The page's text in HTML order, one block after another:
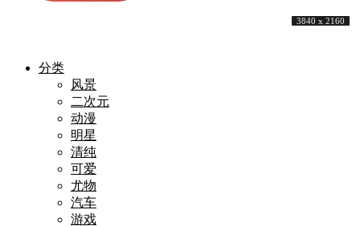
分类
风景
二次元
动漫
明星
清纯
可爱
尤物
汽车
游戏
3840 x 2160
5120 x 3200
3840 x 2160
3840 x 1600
5120 x 3200
5120 x 2880
3840 x 2160
3840 x 2160
3840 x 2160
3840 x 2160